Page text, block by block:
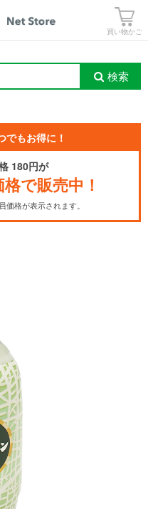
買い物かご
検索
もお得に！
180円が
で販売中！
価格が表示されます。